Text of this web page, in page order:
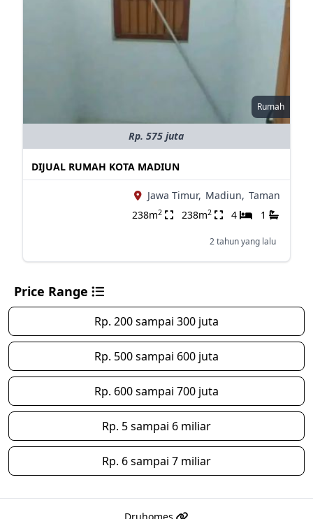
Rumah
Rp. 575 juta
DIJUAL RUMAH KOTA MADIUN
Jawa Timur, Madiun, Taman
238m2 238m2 4 1
2 tahun yang lalu
Price Range
Rp. 200 sampai 300 juta
Rp. 500 sampai 600 juta
Rp. 600 sampai 700 juta
Rp. 5 sampai 6 miliar
Rp. 6 sampai 7 miliar